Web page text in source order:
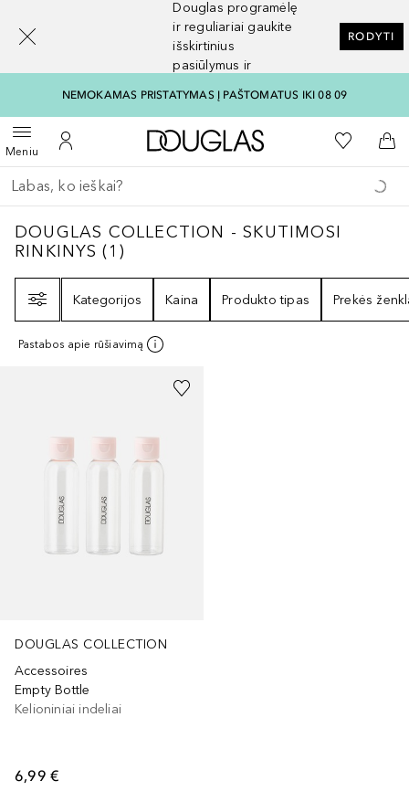
Douglas programėlę
ir reguliariai gaukite
išskirtinius
pasiūlymus ir
RODYTI
NEMOKAMAS PRISTATYMAS Į PAŠTOMATUS IKI 08 09
MeniuAtidaryti meniuĮ mano paskyrą
Į Douglas pagrindinį
Į mano
Į
Grįžk atgal
Vykdykite paiešką
DOUGLAS COLLECTION - SKUTIMOSI
DOUGLAS COLLECTION - SKUTIMOSI
RINKINYS (1 )
Kategorijos
Kaina Produkto tipas Prekės
Pastabos apie rūšiavimą
DOUGLAS COLLECTION
Accessoires
Empty Bottle
Kelioniniai indeliai
6,99 €
[navigation.slideout.screenreader]